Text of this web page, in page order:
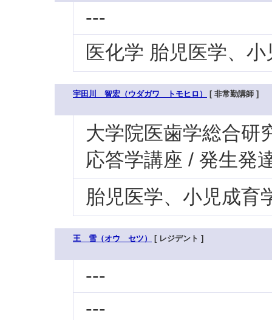
---
医化学 胎児医学、
宇田川 智宏（ウダガワ トモヒロ） [ 非常勤講師 ]
大学院医歯学総合研
応答学講座 / 発生発
胎児医学、小児成育
王 雪（オウ セツ） [ レジデント ]
---
---